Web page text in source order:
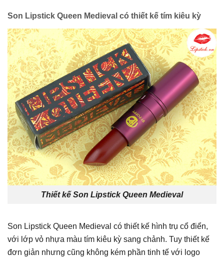
Son Lipstick Queen Medieval có thiết kế tím kiêu kỳ
Thiết kế Son Lipstick Queen Medieval
Son Lipstick Queen Medieval có thiết kế hình trụ cổ điển,
với lớp vỏ nhựa màu tím kiêu kỳ sang chảnh. Tuy thiết kế
đơn giản nhưng cũng không kém phần tinh tế với logo